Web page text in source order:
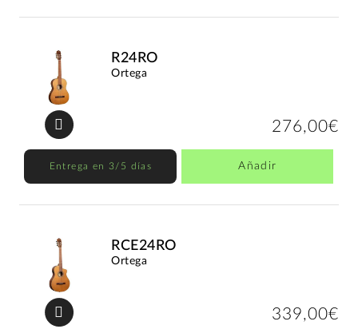
R24RO
Ortega
276,00€
Entrega en 3/5 días Añadir
RCE24RO
Ortega
339,00€